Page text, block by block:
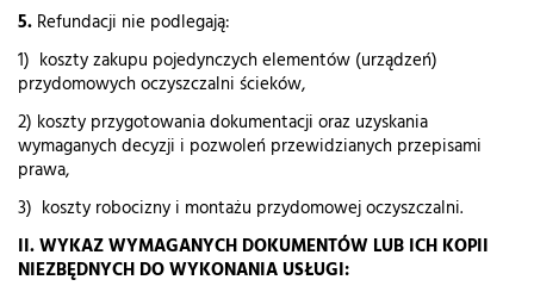
5. Refundacji nie podlegają:
1) koszty zakupu pojedynczych elementów (urządzeń)
przydomowych oczyszczalni ścieków,
2) koszty przygotowania dokumentacji oraz uzyskania
wymaganych decyzji i pozwoleń przewidzianych przepisami
prawa,
3) koszty robocizny i montażu przydomowej oczyszczalni.
II. WYKAZ WYMAGANYCH DOKUMENTÓW LUB ICH KOPII
NIEZBĘDNYCH DO WYKONANIA USŁUGI: